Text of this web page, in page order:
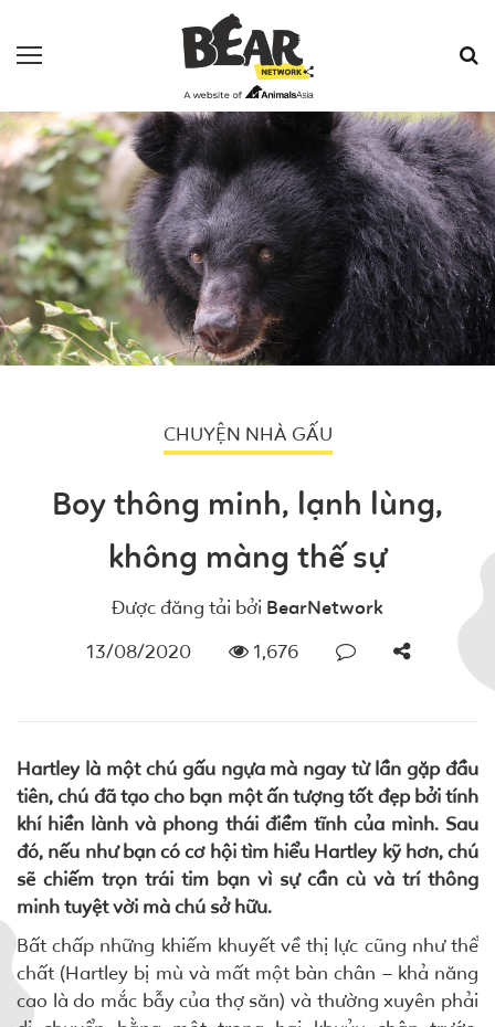
CHUYỆN NHÀ GẤU
Boy thông minh, lạnh lùng,
không màng thế sự
Được đăng tải bởi BearNetwork
13/08/2020
1,676
Hartley là một chú gấu ngựa mà ngay từ lần gặp đầu
tiên, chú đã tạo cho bạn một ấn tượng tốt đẹp bởi tính
khí hiền lành và phong thái điềm tĩnh của mình. Sau
đó, nếu như bạn có cơ hội tìm hiểu Hartley kỹ hơn, chú
sẽ chiếm trọn trái tim bạn vì sự cần cù và trí thông
minh tuyệt vời mà chú sở hữu.
Bất chấp những khiếm khuyết về thị lực cũng như thể
chất (Hartley bị mù và mất một bàn chân – khả năng
cao là do mắc bẫy của thợ săn) và thường xuyên phải